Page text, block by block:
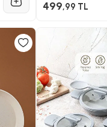
499,99 TL